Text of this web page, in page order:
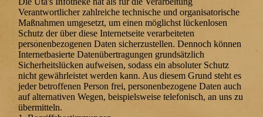
Verantwortlicher zahlreiche technische und organisatorische
Maßnahmen umgesetzt, um einen möglichst lückenlosen
Schutz der über diese Internetseite verarbeiteten
personenbezogenen Daten sicherzustellen. Dennoch können
Internetbasierte Datenübertragungen grundsätzlich
Sicherheitslücken aufweisen, sodass ein absoluter Schutz
nicht gewährleistet werden kann. Aus diesem Grund steht es
jeder betroffenen Person frei, personenbezogene Daten auch
auf alternativen Wegen, beispielsweise telefonisch, an uns zu
übermitteln.